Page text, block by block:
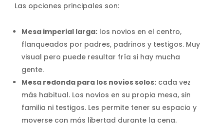
Las opciones principales son:
Mesa imperial larga: los novios en el centro,
flanqueados por padres, padrinos y testigos. Muy
visual pero puede resultar fría si hay mucha
gente.
Mesa redonda para los novios solos: cada vez
más habitual. Los novios en su propia mesa, sin
familia ni testigos. Les permite tener su espacio y
moverse con más libertad durante la cena.